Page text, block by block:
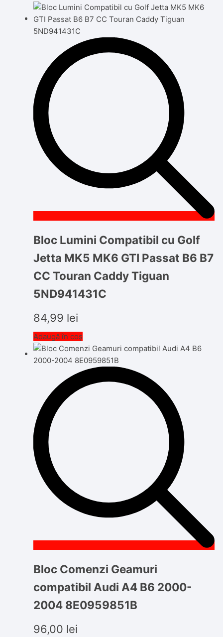
Bloc Lumini Compatibil cu Golf
Jetta MK5 MK6 GTI Passat B6 B7
CC Touran Caddy Tiguan
5ND941431C
84,99 lei
Adaugă în coș
Bloc Comenzi Geamuri
compatibil Audi A4 B6 2000-
2004 8E0959851B
96,00 lei